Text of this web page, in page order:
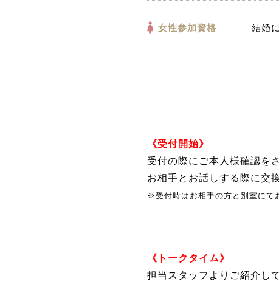
女性参加資格 結婚
《受付開始》
受付の際にご本人様確認を
お相手とお話しする際に交
※受付時はお相手の方と別室にて
《トークタイム》
担当スタッフよりご紹介して